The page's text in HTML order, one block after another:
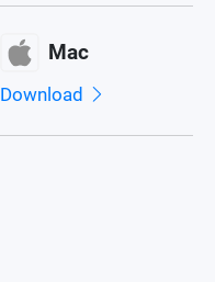
Mac
Download